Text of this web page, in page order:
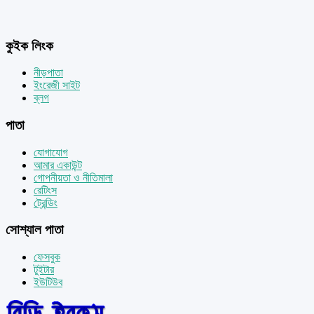
কুইক লিংক
নীড়পাতা
ইংরেজী সাইট
ব্লগ
পাতা
যোগাযোগ
আমার একাউন্ট
গোপনীয়তা ও নীতিমালা
রেটিংস
ট্রেন্ডিং
সোশ্যাল পাতা
ফেসবুক
টুইটার
ইউটিউব